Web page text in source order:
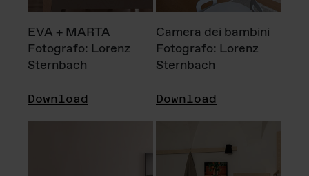
EVA + MARTA
Fotografo: Lorenz
Sternbach
Download
Camera dei bambini
Fotografo: Lorenz
Sternbach
Download